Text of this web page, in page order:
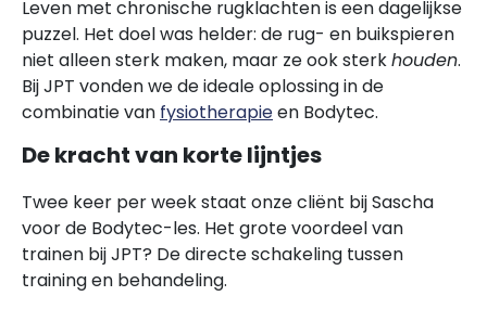
Leven met chronische rugklachten is een dagelijkse
puzzel. Het doel was helder: de rug- en buikspieren
niet alleen sterk maken, maar ze ook sterkhouden.
Bij JPT vonden we de ideale oplossing in de
combinatie van fysiotherapieen Bodytec.
De kracht van korte lijntjes
Twee keer per week staat onze cliënt bij Sascha
voor de Bodytec-les. Het grote voordeel van
trainen bij JPT? De directe schakeling tussen
training en behandeling.